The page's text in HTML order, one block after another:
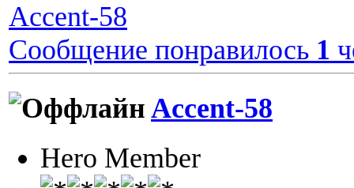
Accent-58
Сообщение понравилось 1
Accent-58
Hero Member